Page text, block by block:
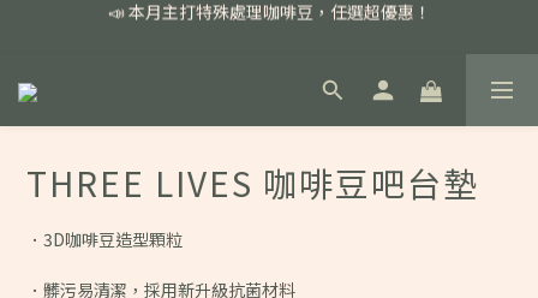
📣 本月主打特殊處理咖啡豆，任選超優惠！
📣 📣 新加入會員即享百元購物金，消費滿額再享免運費！
📣 本月主打特殊處理咖啡豆，任選超優惠！
THREE LIVES 咖啡豆吧台墊
．3D咖啡豆造型顆粒
．髒污易清潔，採用新升級抗菌材料